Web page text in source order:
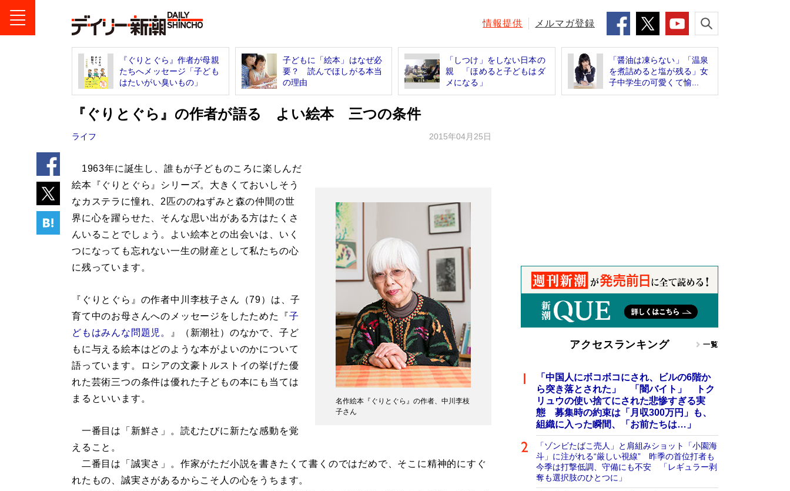
情報提供 メルマガ登録
『ぐりとぐら』作者が母親
たちへメッセージ「子ども
はたいがい臭いもの」
子どもに「絵本」はなぜ必
要？ 読んでほしがる本当
の理由
「しつけ」をしない日本の
親 「ほめると子どもはダ
メになる」
「醤油は凍らない」「温泉
を煮詰めると塩が残る」女
子中学生の可愛くて愉...
『ぐりとぐら』の作者が語る よい絵本 三つの条件
ライフ 2015年04月25日
名作絵本『ぐりとぐら』の作者、中川李枝
子さん
1963年に誕生し、誰もが子どものころに楽しんだ
絵本『ぐりとぐら』シリーズ。大きくておいしそう
なカステラに憧れ、2匹ののねずみと森の仲間の世
界に心を躍らせた、そんな思い出がある方はたくさ
んいることでしょう。よい絵本との出会いは、いく
つになっても忘れない一生の財産として私たちの心
に残っています。
『ぐりとぐら』の作者中川李枝子さん（79）は、子
育て中のお母さんへのメッセージをしたためた『子
どもはみんな問題児。
』（新潮社）のなかで、子ど
もに与える絵本はどのような本がよいのかについて
語っています。ロシアの文豪トルストイの挙げた優
れた芸術三つの条件は優れた子どもの本にも当ては
まるといいます。
一番目は「新鮮さ」。読むたびに新たな感動を覚
えること。
二番目は「誠実さ」。作家がただ小説を書きたくて書くのではだめで、そこに精神的にすぐ
れたもの、誠実さがあるからこそ人の心をうちます。
アクセスランキング 一覧
「中国人にボコボコにされ、ビルの6階か
ら突き落とされた」 「闇バイト」 トク
リュウの使い捨てにされた悲惨すぎる実
態 募集時の約束は「月収300万円」も、
組織に入った瞬間、「お前たちは…」
「ゾンビたばこ売人」と肩組みショット「小園海
斗」に注がれる“厳しい視線” 昨季の首位打者も
今季は打撃低調、守備にも不安 「レギュラー剥
奪も選択肢のひとつに」